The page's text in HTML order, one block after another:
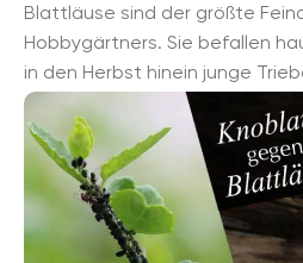
Blattläuse sind der größte
Hobbygärtners. Sie befallen
in den Herbst hinein junge
Blattunterseiten der